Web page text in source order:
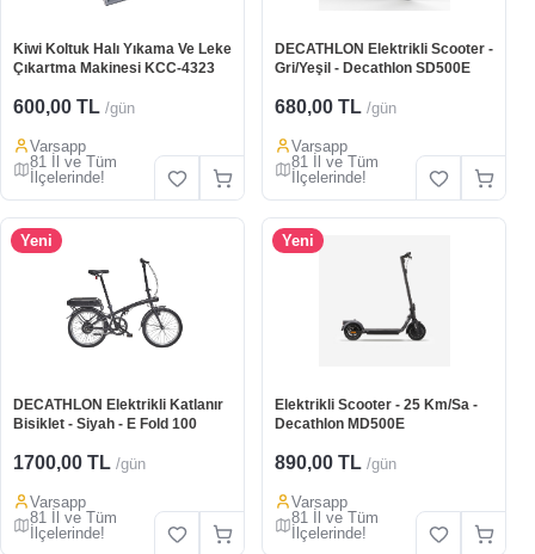
Kiwi Koltuk Halı Yıkama Ve Leke
Çıkartma Makinesi KCC-4323
600,00 TL /gün
Varsapp
81 İl ve Tüm
İlçelerinde!
DECATHLON Elektrikli Scooter -
Gri/Yeşil - Decathlon SD500E
680,00 TL /gün
Varsapp
81 İl ve Tüm
İlçelerinde!
Yeni
DECATHLON Elektrikli Katlanır
Bisiklet - Siyah - E Fold 100
1700,00 TL /gün
Varsapp
81 İl ve Tüm
İlçelerinde!
Yeni
Elektrikli Scooter - 25 Km/Sa -
Decathlon MD500E
890,00 TL /gün
Varsapp
81 İl ve Tüm
İlçelerinde!